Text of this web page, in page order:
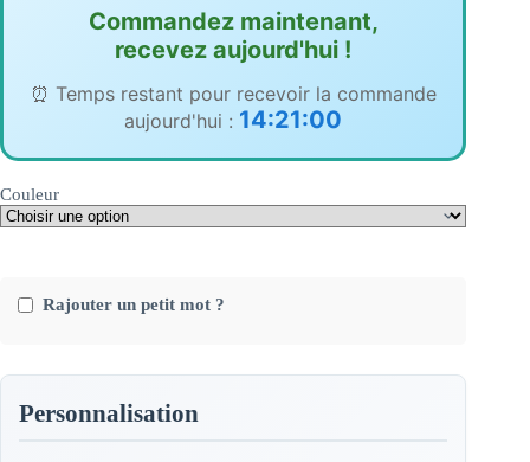
Commandez maintenant,
recevez aujourd'hui !
⏰ Temps restant pour recevoir la commande
aujourd'hui : 14:21:00
Couleur
Rajouter un petit mot ?
Personnalisation